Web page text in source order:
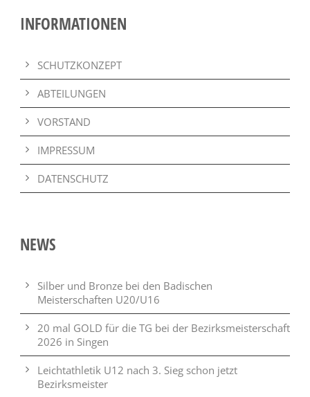
INFORMATIONEN
SCHUTZKONZEPT
ABTEILUNGEN
VORSTAND
IMPRESSUM
DATENSCHUTZ
NEWS
Silber und Bronze bei den Badischen
Meisterschaften U20/U16
20 mal GOLD für die TG bei der Bezirksmeisterschaft
2026 in Singen
Leichtathletik U12 nach 3. Sieg schon jetzt
Bezirksmeister